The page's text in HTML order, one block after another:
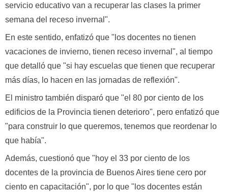
servicio educativo van a recuperar las clases la primer
semana del receso invernal".
En este sentido, enfatizó que "los docentes no tienen
vacaciones de invierno, tienen receso invernal", al tiempo
que detalló que "si hay escuelas que tienen que recuperar
más días, lo hacen en las jornadas de reflexión".
El ministro también disparó que "el 80 por ciento de los
edificios de la Provincia tienen deterioro", pero enfatizó que
"para construir lo que queremos, tenemos que reordenar lo
que había".
Además, cuestionó que "hoy el 33 por ciento de los
docentes de la provincia de Buenos Aires tiene cero por
ciento en capacitación", por lo que "los docentes están